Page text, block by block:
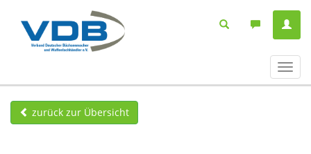
ein-/
zurück zur Übersicht